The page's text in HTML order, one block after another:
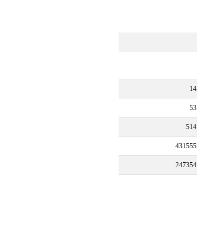
14
53
514
431555
247354